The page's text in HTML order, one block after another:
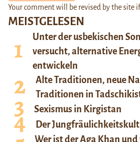
MEISTGELESEN
Unter der usbekischen
versucht, alternative
entwickeln
Alte Traditionen, neue
Traditionen in
Sexismus in Kirgistan
Der
Wer ist der Aga Khan
Your comment will be revised by the site if